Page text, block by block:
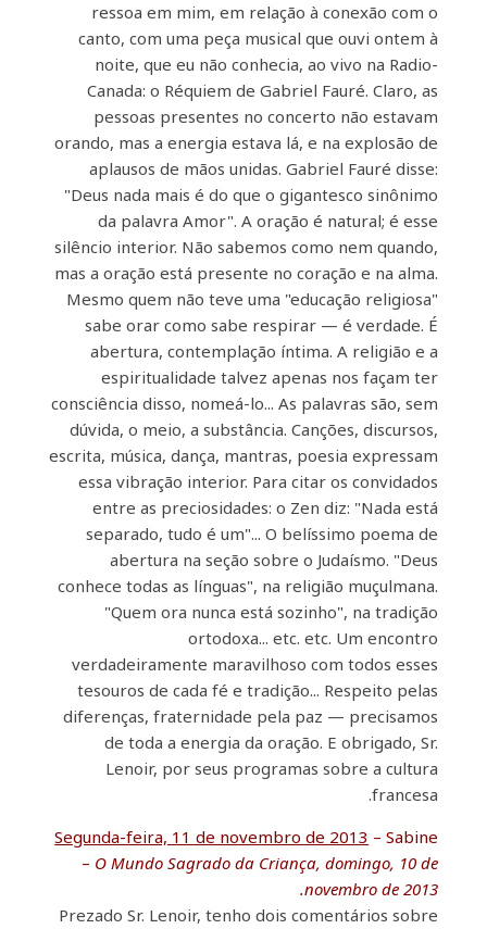
ressoa em mim, em relação à conexão com o
canto, com uma peça musical que ouvi ontem à
noite, que eu não conhecia, ao vivo na Radio-
Canada: o Réquiem de Gabriel Fauré. Claro, as
pessoas presentes no concerto não estavam
orando, mas a energia estava lá, e na explosão de
aplausos de mãos unidas. Gabriel Fauré disse:
"Deus nada mais é do que o gigantesco sinônimo
da palavra Amor". A oração é natural; é esse
silêncio interior. Não sabemos como nem quando,
mas a oração está presente no coração e na alma.
Mesmo quem não teve uma "educação religiosa"
sabe orar como sabe respirar — é verdade. É
abertura, contemplação íntima. A religião e a
espiritualidade talvez apenas nos façam ter
consciência disso, nomeá-lo... As palavras são, sem
dúvida, o meio, a substância. Canções, discursos,
escrita, música, dança, mantras, poesia expressam
essa vibração interior. Para citar os convidados
entre as preciosidades: o Zen diz: "Nada está
separado, tudo é um"... O belíssimo poema de
abertura na seção sobre o Judaísmo. "Deus
conhece todas as línguas", na religião muçulmana.
"Quem ora nunca está sozinho", na tradição
ortodoxa... etc. etc. Um encontro
verdadeiramente maravilhoso com todos esses
tesouros de cada fé e tradição... Respeito pelas
diferenças, fraternidade pela paz — precisamos
de toda a energia da oração. E obrigado, Sr.
Lenoir, por seus programas sobre a cultura
francesa.
Segunda-feira, 11 de novembro de 2013 – Sabine
– O Mundo Sagrado da Criança, domingo, 10 de
novembro de 2013.
Prezado Sr. Lenoir, tenho dois comentários sobre